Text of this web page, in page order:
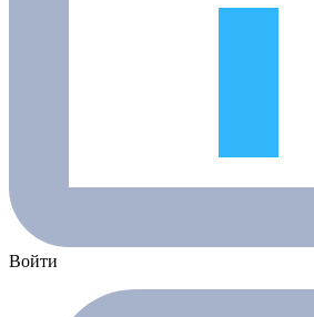
Войти